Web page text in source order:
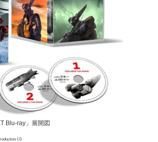
Blu-ray」展開図
I.G